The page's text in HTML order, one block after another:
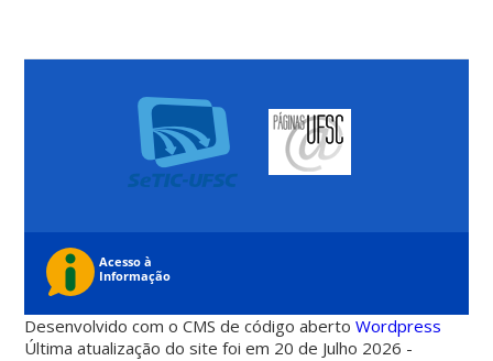
Desenvolvido com o CMS de código abertoWordpress
Última atualização do site foi em 20 de Julho 2026 -